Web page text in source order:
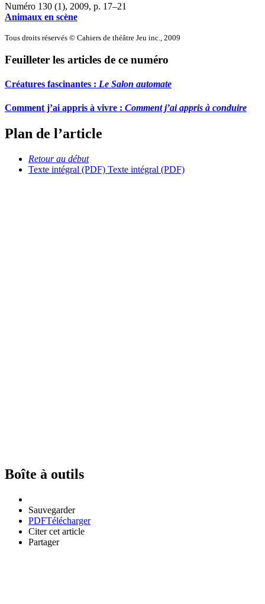
Numéro 130 (1), 2009, p. 17–21
Animaux en scène
Tous droits réservés © Cahiers de théâtre Jeu inc., 2009
Feuilleter les articles de ce numéro
Créatures fascinantes : Le Salon automate
Comment j’ai appris à vivre : Comment j’ai appris à conduire
Plan de l’article
Retour au début
Texte intégral (PDF) Texte intégral (PDF)
Boîte à outils
Sauvegarder
PDFTélécharger
Citer cet article
Partager